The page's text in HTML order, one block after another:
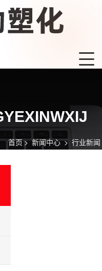
首页 >新闻中心> 行业新闻